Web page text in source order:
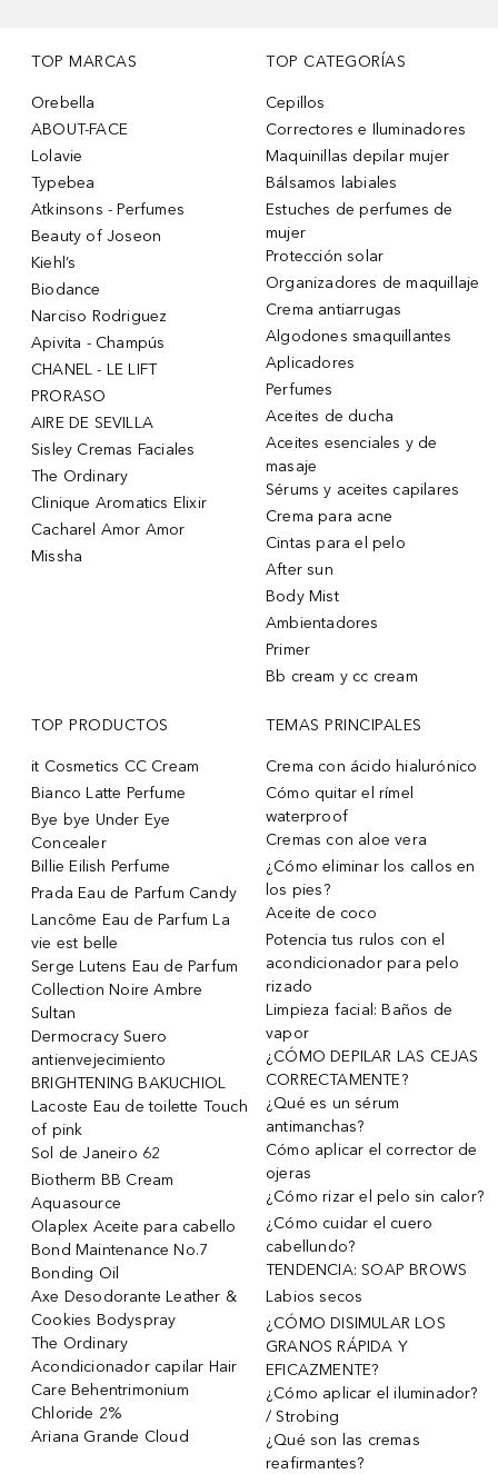
TOP MARCAS
Orebella
ABOUT-FACE
Lolavie
Typebea
Atkinsons - Perfumes
Beauty of Joseon
Kiehl’s
Biodance
Narciso Rodriguez
Apivita - Champús
CHANEL - LE LIFT
PRORASO
AIRE DE SEVILLA
Sisley Cremas Faciales
The Ordinary
Clinique Aromatics Elixir
Cacharel Amor Amor
Missha
TOP CATEGORÍAS
Cepillos
Correctores e Iluminadores
Maquinillas depilar mujer
Bálsamos labiales
Estuches de perfumes de
mujer
Protección solar
Organizadores de maquillaje
Crema antiarrugas
Algodones smaquillantes
Aplicadores
Perfumes
Aceites de ducha
Aceites esenciales y de
masaje
Sérums y aceites capilares
Crema para acne
Cintas para el pelo
After sun
Body Mist
Ambientadores
Primer
Bb cream y cc cream
TOP PRODUCTOS
it Cosmetics CC Cream
Bianco Latte Perfume
Bye bye Under Eye
Concealer
Billie Eilish Perfume
Prada Eau de Parfum Candy
Lancôme Eau de Parfum La
vie est belle
Serge Lutens Eau de Parfum
Collection Noire Ambre
Sultan
Dermocracy Suero
antienvejecimiento
BRIGHTENING BAKUCHIOL
Lacoste Eau de toilette Touch
of pink
Sol de Janeiro 62
Biotherm BB Cream
Aquasource
Olaplex Aceite para cabello
Bond Maintenance No.7
Bonding Oil
Axe Desodorante Leather &
Cookies Bodyspray
The Ordinary
Acondicionador capilar Hair
Care Behentrimonium
Chloride 2%
Ariana Grande Cloud
TEMAS PRINCIPALES
Crema con ácido hialurónico
Cómo quitar el rímel
waterproof
Cremas con aloe vera
¿Cómo eliminar los callos en
los pies?
Aceite de coco
Potencia tus rulos con el
acondicionador para pelo
rizado
Limpieza facial: Baños de
vapor
¿CÓMO DEPILAR LAS CEJAS
CORRECTAMENTE?
¿Qué es un sérum
antimanchas?
Cómo aplicar el corrector de
ojeras
¿Cómo rizar el pelo sin calor?
¿Cómo cuidar el cuero
cabellundo?
TENDENCIA: SOAP BROWS
Labios secos
¿CÓMO DISIMULAR LOS
GRANOS RÁPIDA Y
EFICAZMENTE?
¿Cómo aplicar el iluminador?
/ Strobing
¿Qué son las cremas
reafirmantes?